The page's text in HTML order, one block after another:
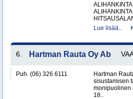
Lue lisää..
6. Hartman Rauta Oy Ab
Puh. (06) 326 6111
Hartman
sisustamisen
monipuolinen
18..